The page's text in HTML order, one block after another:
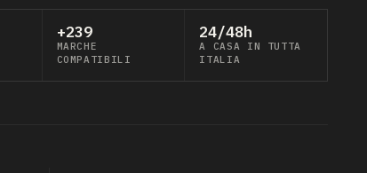
+239
MARCHE
COMPATIBILI
24/48h
A CASA IN TUTTA
ITALIA